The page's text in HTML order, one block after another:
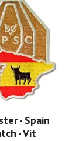
- Spain
- Vit